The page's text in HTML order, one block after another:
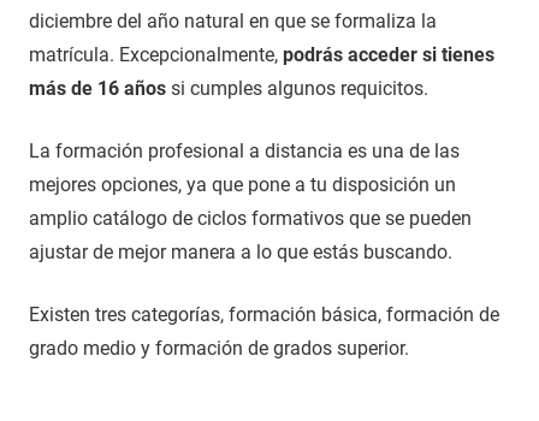
diciembre del año natural en que se formaliza la
matrícula. Excepcionalmente, podrás acceder si tienes
más de 16 años si cumples algunos requicitos.
La formación profesional a distancia es una de las
mejores opciones, ya que pone a tu disposición un
amplio catálogo de ciclos formativos que se pueden
ajustar de mejor manera a lo que estás buscando.
Existen tres categorías, formación básica, formación de
grado medio y formación de grados superior.